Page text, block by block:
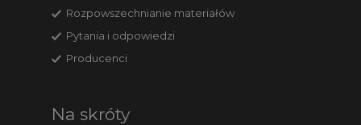
Rozpowszechnianie materiałów
Pytania i odpowiedzi
Producenci
Na skróty